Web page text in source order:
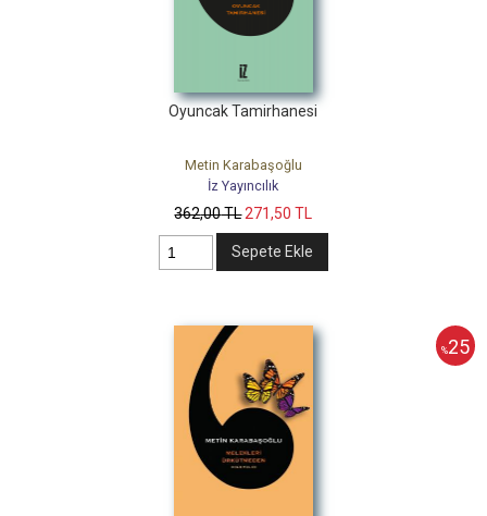
Oyuncak Tamirhanesi
Metin Karabaşoğlu
İz Yayıncılık
362,00TL271,50 TL
Sepete Ekle
%25